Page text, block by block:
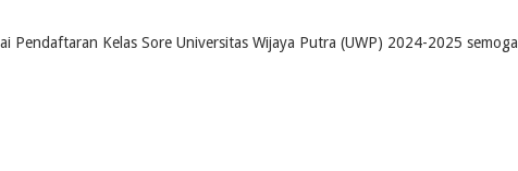
Pendaftaran Kelas Sore Universitas Wijaya Putra (UWP) 2024-2025 semoga